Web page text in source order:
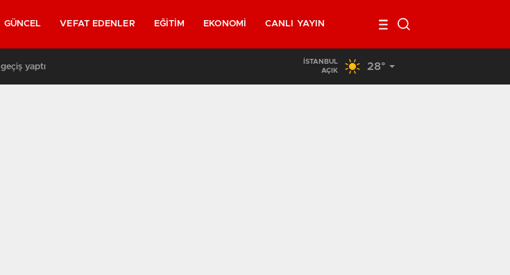
GÜNCEL VEFAT EDENLER EĞITIM EKONOMI CANLI YAYIN
Brüksel sokaklarında yeniden askerler mi devriye gezecek?
İSTANBUL
AÇIK
28°